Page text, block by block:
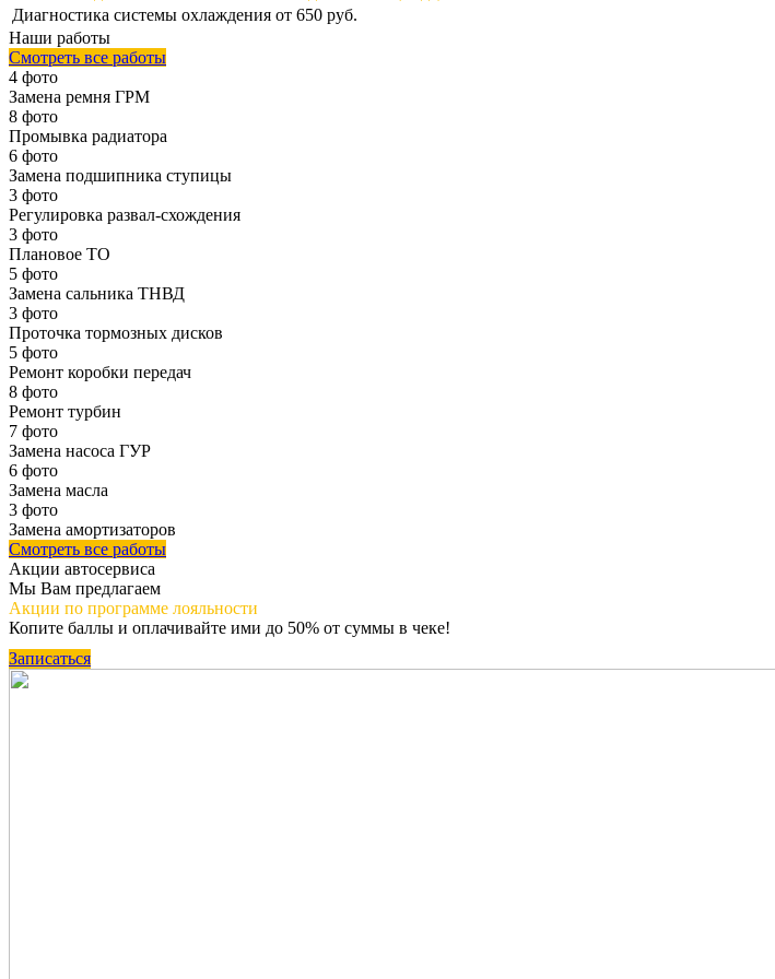
Диагностика системы охлаждения от 650 руб.
Наши работы
Смотреть все работы
4 фото
Замена ремня ГРМ
8 фото
Промывка радиатора
6 фото
Замена подшипника ступицы
3 фото
Регулировка развал-схождения
3 фото
Плановое ТО
5 фото
Замена сальника ТНВД
3 фото
Проточка тормозных дисков
5 фото
Ремонт коробки передач
8 фото
Ремонт турбин
7 фото
Замена насоса ГУР
6 фото
Замена масла
3 фото
Замена амортизаторов
Смотреть все работы
Акции автосервиса
Мы Вам предлагаем
Акции по программе лояльности
Копите баллы и оплачивайте ими до 50% от суммы в чеке!
Записаться